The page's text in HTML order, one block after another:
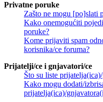
Privatne poruke
Zašto ne mogu [po]slati
Kako onemogućiti
poruke?
Kome prijaviti spam
korisnika/ce foruma?
Prijatelji/ce i gnjavatori/ce
Što su liste
Kako mogu dodati/
prijatelja(ica)/